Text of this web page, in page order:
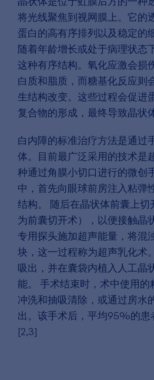
将光线聚焦到视网膜上。它的
蛋白的高有序排列以及稳定的
随着年龄增长或处于病理状态
这种有序结构。氧化应激会损
白质和脂质，而糖基化反应则
生结构改变。这些过程会促进
复合物的形成，最终导致晶状
白内障的标准治疗方法是通过
体。目前最广泛采用的技术是
种通过角膜小切口进行的微创
中，首先向眼球前房注入粘弹
结构。 随后在晶状体前囊上切
为前囊切开术），以便接触晶
专用探头施加超声能量，将混
块，这一过程称为超声乳化术
吸出，并在囊袋内植入人工晶
能。 手术结束时，术中使用的
冲洗和抽吸清除，或通过房水
出。该手术后，平均95%的患
[2,3]